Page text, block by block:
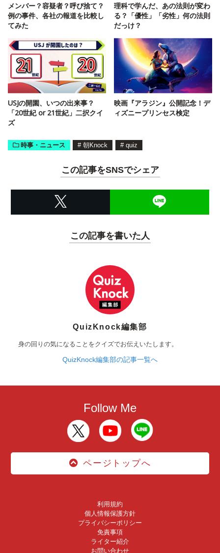
メンバー？容疑者？呼び捨て？
例の事件、各社の報道を比較し
てみた
理科で学んだ、あの法則が変わ
る？「優性」「劣性」何の法則
だっけ？
USJの開園、いつの出来事？
「20世紀 or 21世紀」二択クイ
ズ
映画『アラジン』公開記念！デ
ィズニープリンセス検定
時事・ニュース # 朝Knock # quiz
この記事をSNSでシェア
この記事を書いた人
QuizKnock編集部
身の回りの気になることをクイズでお伝えいたします。
QuizKnock編集部の記事一覧へ
Follow Me
ページトップへ
利用規約
個人情報保護方針
プライバシーポリシー
免責事項
ライター紹介
お問い合わせ